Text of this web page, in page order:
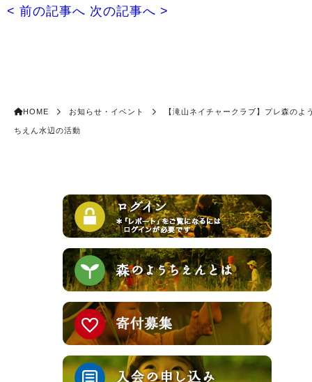
< 前の記事へ 次の記事へ >
HOME お知らせ・イベント 【滝山ネイチャークラブ】プレ森のよ
ちえん水辺の活動